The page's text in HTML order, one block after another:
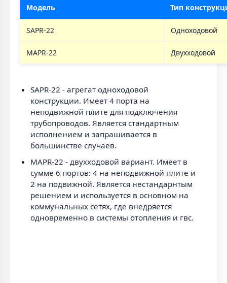
Модель Тип
SAPR-22 Одноходовой
MAPR-22 Двухходовой
SAPR-22 - агрегат одноходовой
конструкции. Имеет 4 порта на
неподвижной плите для подключения
трубопроводов. Является стандартным
исполнением и запрашивается в
большинстве случаев.
MAPR-22 - двухходовой вариант. Имеет в
сумме 6 портов: 4 на неподвижной плите и
2 на подвижной. Является нестандарнтым
решением и используется в основном на
коммунальных сетях, где внедряется
одновременно в системы отопления и гвс.